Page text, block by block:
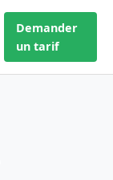
Demander
un tarif